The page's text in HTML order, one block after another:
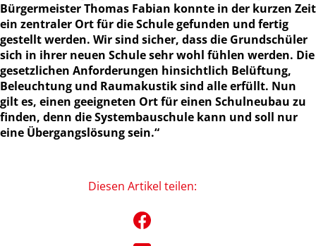
Bürgermeister Thomas Fabian konnte in der kurzen Zeit
ein zentraler Ort für die Schule gefunden und fertig
gestellt werden. Wir sind sicher, dass die Grundschüler
sich in ihrer neuen Schule sehr wohl fühlen werden. Die
gesetzlichen Anforderungen hinsichtlich Belüftung,
Beleuchtung und Raumakustik sind alle erfüllt. Nun
gilt es, einen geeigneten Ort für einen Schulneubau zu
finden, denn die Systembauschule kann und soll nur
eine Übergangslösung sein.“
Diesen Artikel teilen: